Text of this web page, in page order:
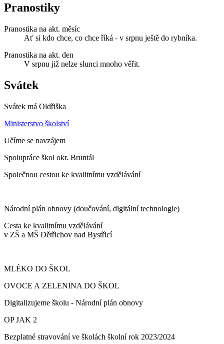
Pranostiky
Pranostika na akt. měsíc
Ať si kdo chce, co chce říká - v srpnu ještě do rybníka.
Pranostika na akt. den
V srpnu již nelze slunci mnoho věřit.
Svátek
Svátek má Oldřiška
Ministerstvo školství
Učíme se navzájem
Spolupráce škol okr. Bruntál
Společnou cestou ke kvalitnímu vzdělávání
Národní plán obnovy (doučování, digitální technologie)
Cesta ke kvalitnímu vzdělávání
v ZŠ a MŠ Dětřichov nad Bystřicí
MLÉKO DO ŠKOL
OVOCE A ZELENINA DO ŠKOL
Digitalizujeme školu - Národní plán obnovy
OP JAK 2
Bezplatné stravování ve školách školní rok 2023/2024